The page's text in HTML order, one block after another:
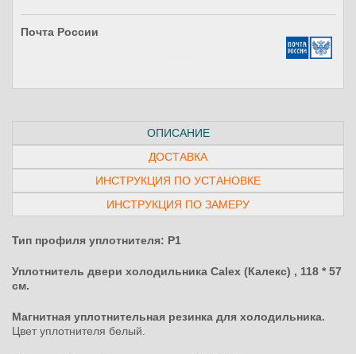
Почта России
ОПИСАНИЕ
ДОСТАВКА
ИНСТРУКЦИЯ ПО УСТАНОВКЕ
ИНСТРУКЦИЯ ПО ЗАМЕРУ
Тип профиля уплотнителя: P1
Уплотнитель двери холодильника Calex (Калекс) , 118 * 57
см.
Магнитная уплотнительная резинка для холодильника.
Цвет уплотнителя белый.